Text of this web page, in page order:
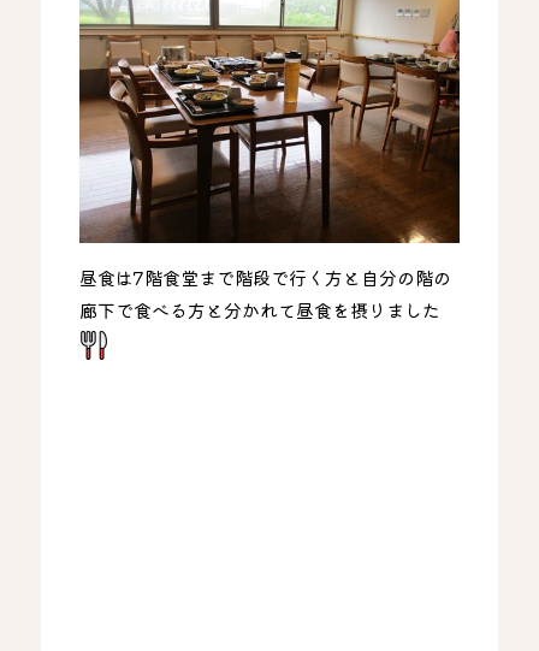
昼食は7階食堂まで階段で行く方と自分の階の
廊下で食べる方と分かれて昼食を摂りました